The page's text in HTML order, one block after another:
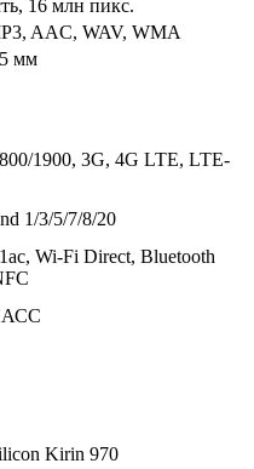
16 млн пикс.
AAC, WAV, WMA
мм
1900, 3G, 4G LTE, LTE-
1/3/5/7/8/20
Wi-Fi Direct, Bluetooth
Kirin 970